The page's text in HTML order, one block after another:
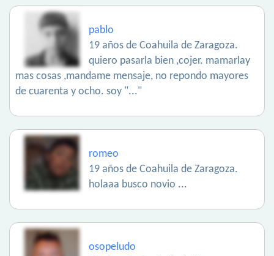
pablo
19 años de Coahuila de Zaragoza.
quiero pasarla bien ,cojer. mamarlay
mas cosas ,mandame mensaje, no repondo mayores
de cuarenta y ocho. soy "..."
romeo
19 años de Coahuila de Zaragoza.
holaaa busco novio ...
osopeludo